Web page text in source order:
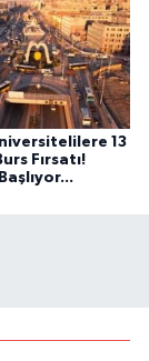
13
Fırsatı!